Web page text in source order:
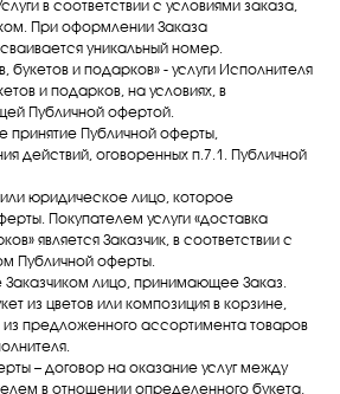
в соответствии с условиями заказа,
При оформлении Заказа
уникальный номер.
букетов и подарков» - услуги Исполнителя
и подарков, на условиях, в
Публичной офертой.
принятие Публичной оферты,
действий, оговоренных п.7.1. Публичной
юридическое лицо, которое
Покупателем услуги «доставка
является Заказчик, в соответствии с
Публичной оферты.
Заказчиком лицо, принимающее Заказ.
из цветов или композиция в корзине,
предложенного ассортимента товаров
– договор на оказание услуг между
в отношении определенного букета,